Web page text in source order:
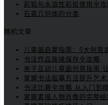
彩铅与水溶性彩铅使用全攻
石膏几何体的分类
随机文章
儿童画启蒙指南：5大创意
书法作品装裱保存全攻略
亲子互动儿童画创意指南
掌握书法临摹方法提升艺
书法比赛全攻略 从入门到
掌握素描人物肖像的完整绘